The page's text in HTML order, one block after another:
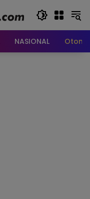
NASIONAL